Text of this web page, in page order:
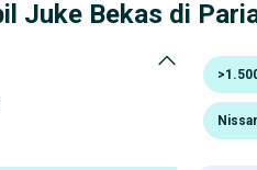
Juke Bekas di